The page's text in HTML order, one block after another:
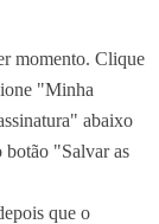
momento. Clique
"Minha
abaixo
botão "Salvar as
que o